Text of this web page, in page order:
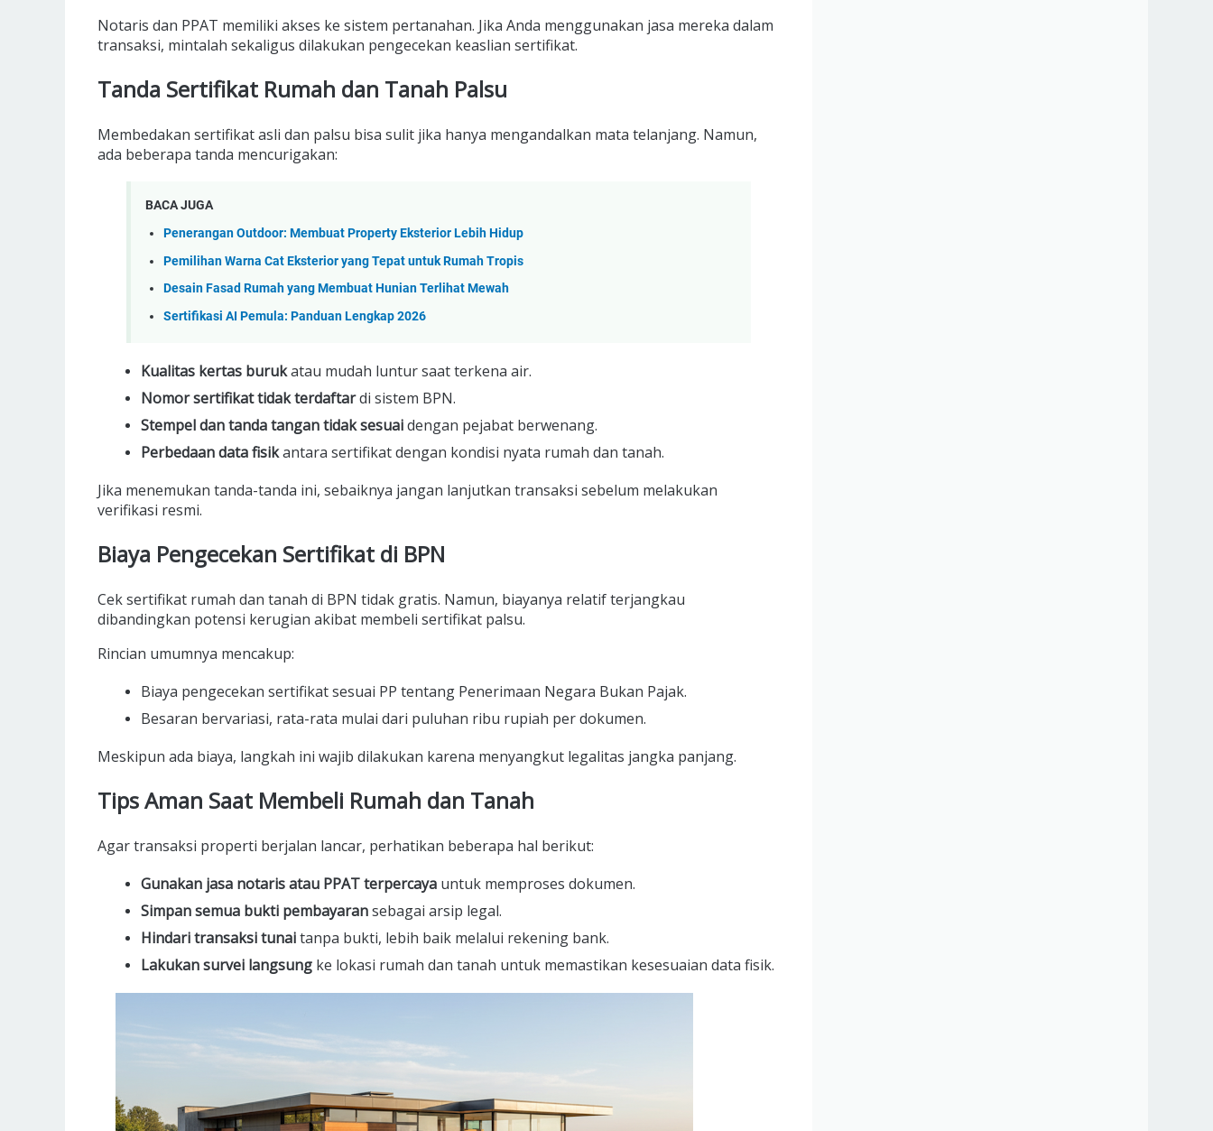
Notaris dan PPAT memiliki akses ke sistem pertanahan. Jika Anda menggunakan jasa mereka dalam
transaksi, mintalah sekaligus dilakukan pengecekan keaslian sertifikat.
Tanda Sertifikat Rumah dan Tanah Palsu
Membedakan sertifikat asli dan palsu bisa sulit jika hanya mengandalkan mata telanjang. Namun,
ada beberapa tanda mencurigakan:
BACA JUGA
Penerangan Outdoor: Membuat Property Eksterior Lebih Hidup
Pemilihan Warna Cat Eksterior yang Tepat untuk Rumah Tropis
Desain Fasad Rumah yang Membuat Hunian Terlihat Mewah
Sertifikasi AI Pemula: Panduan Lengkap 2026
Kualitas kertas burukatau mudah luntur saat terkena air.
Nomor sertifikat tidak terdaftardi sistem BPN.
Stempel dan tanda tangan tidak sesuaidengan pejabat berwenang.
Perbedaan data fisikantara sertifikat dengan kondisi nyata rumah dan tanah.
Jika menemukan tanda-tanda ini, sebaiknya jangan lanjutkan transaksi sebelum melakukan
verifikasi resmi.
Biaya Pengecekan Sertifikat di BPN
Cek sertifikat rumah dan tanah di BPN tidak gratis. Namun, biayanya relatif terjangkau
dibandingkan potensi kerugian akibat membeli sertifikat palsu.
Rincian umumnya mencakup:
Biaya pengecekan sertifikat sesuai PP tentang Penerimaan Negara Bukan Pajak.
Besaran bervariasi, rata-rata mulai dari puluhan ribu rupiah per dokumen.
Meskipun ada biaya, langkah ini wajib dilakukan karena menyangkut legalitas jangka panjang.
Tips Aman Saat Membeli Rumah dan Tanah
Agar transaksi properti berjalan lancar, perhatikan beberapa hal berikut:
Gunakan jasa notaris atau PPAT terpercaya untuk memproses dokumen.
Simpan semua bukti pembayaransebagai arsip legal.
Hindari transaksi tunaitanpa bukti, lebih baik melalui rekening bank.
Lakukan survei langsung ke lokasi rumah dan tanah untuk memastikan kesesuaian data fisik.